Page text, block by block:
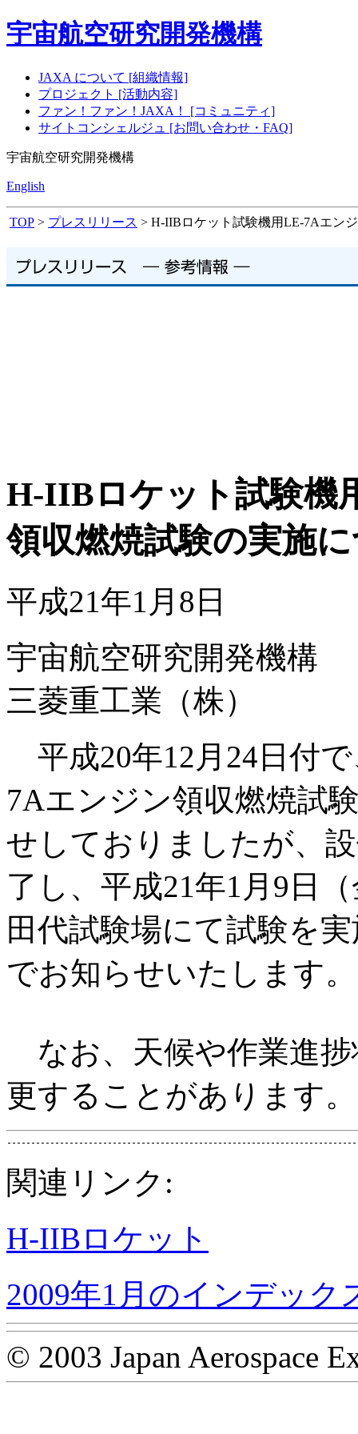
宇宙航空研究開発機構
JAXA について [組織情報]
プロジェクト [活動内容]
ファン！ファン！JAXA！ [コミュニティ]
サイトコンシェルジュ [お問い合わせ・FAQ]
宇宙航空研究開発機構
English
TOP > プレスリリース > H-IIBロケット試験機用LE-7Aエン
H-IIBロケット試験機
領収燃焼試験の実施
平成21年1月8日
宇宙航空研究開発機構
三菱重工業（株）
平成20年12月24日付
7Aエンジン領収燃焼試
せしておりましたが、
了し、平成21年1月9日
田代試験場にて試験を
でお知らせいたします。
なお、天候や作業進
更することがあります。
関連リンク:
H-IIBロケット
2009年1月のインデック
© 2003 Japan Aerospace